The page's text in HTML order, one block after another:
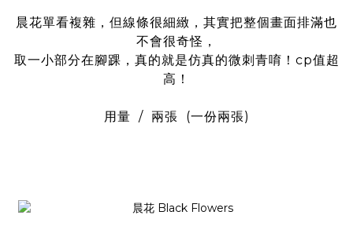
晨花單看複雜，但線條很細緻，其實把整個畫面排滿也
不會很奇怪，
取一小部分在腳踝，真的就是仿真的微刺青唷！cp值超
高！
用量 / 兩張 (一份兩張)